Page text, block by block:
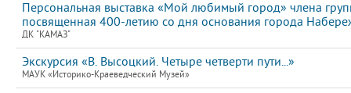
Персональная выставка «Мой любимый город» члена
посвященная 400-летию со дня основания города
ДК "КАМАЗ"
Экскурсия «В. Высоцкий. Четыре четверти пути...»
МАУК «Историко-Краеведческий Музей»